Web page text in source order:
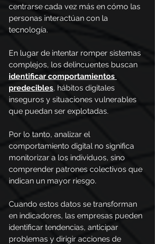
centrarse cada vez más en cómo las
personas interactúan con la
tecnología.
En lugar de intentar romper sistemas
complejos, los delincuentes buscan
identificar comportamientos
predecibles, hábitos digitales
inseguros y situaciones vulnerables
que puedan ser explotadas.
Por lo tanto, analizar el
comportamiento digital no significa
monitorizar a los individuos, sino
comprender patrones colectivos que
indican un mayor riesgo.
Cuando estos datos se transforman
en indicadores, las empresas pueden
identificar tendencias, anticipar
problemas y dirigir acciones de